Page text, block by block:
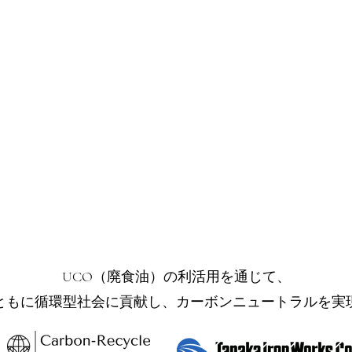
UCO（廃食油）の利活用を通じて、
もに循環型社会に貢献し、カーボンニュートラルを実